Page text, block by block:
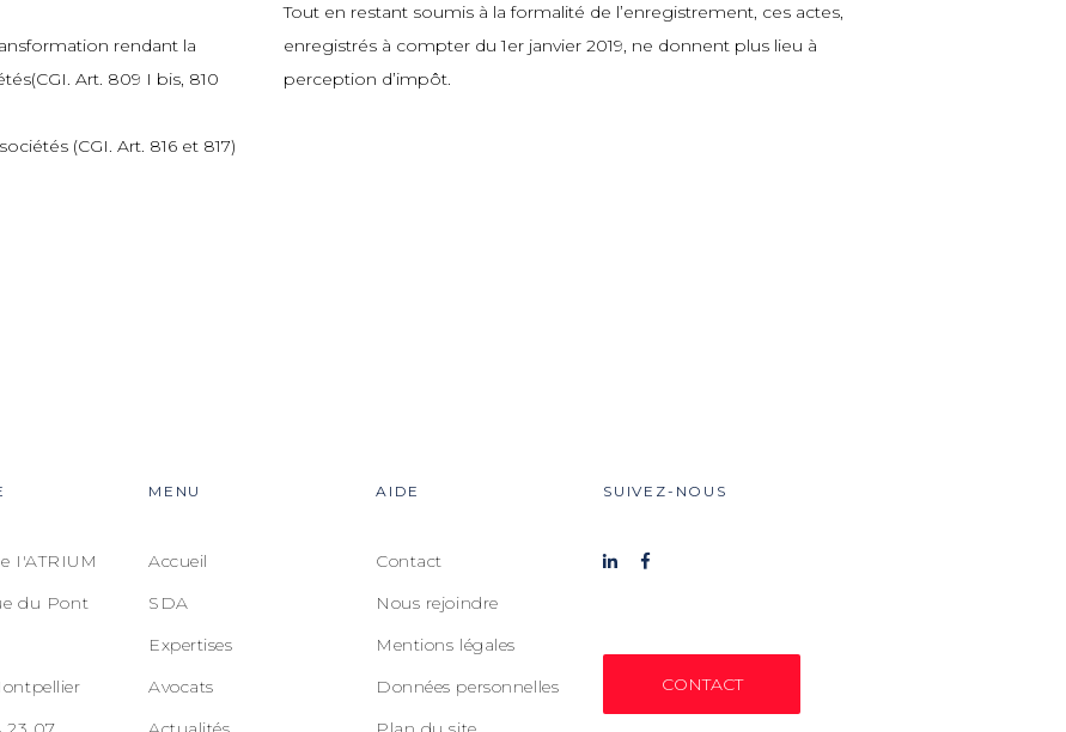
rendant la
Art. 809 I bis, 810
(CGI. Art. 816 et 817)
Tout en restant soumis à la formalité de l’enregistrement, ces actes,
enregistrés à compter du 1er janvier 2019, ne donnent plus lieu à
perception d’impôt.
I'ATRIUM
du Pont
MENU
Accueil
SDA
Expertises
Avocats
AIDE
Contact
Nous rejoindre
Mentions légales
Données personnelles
SUIVEZ-NOUS
CONTACT